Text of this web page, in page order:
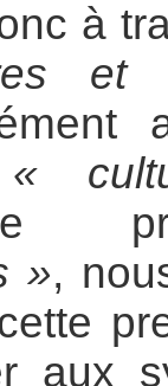
à
et
«
»,
aux